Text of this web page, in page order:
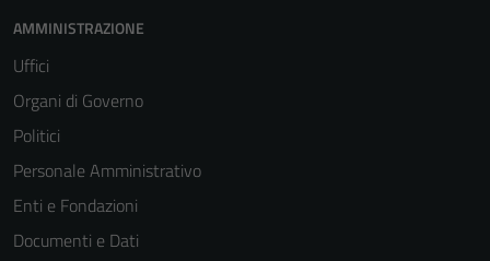
AMMINISTRAZIONE
Uffici
Organi di Governo
Politici
Personale Amministrativo
Enti e Fondazioni
Documenti e Dati